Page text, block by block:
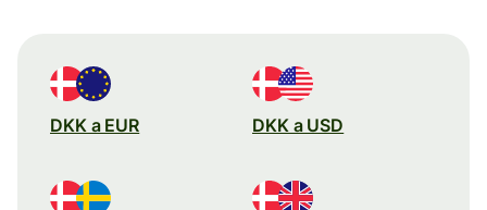
DKK a EUR DKK a USD